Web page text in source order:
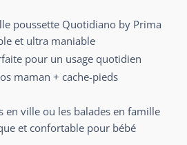
poussette Quotidiano by Prima
et ultra maniable
pour un usage quotidien
maman + cache-pieds
en ville ou les balades en famille
et confortable pour bébé